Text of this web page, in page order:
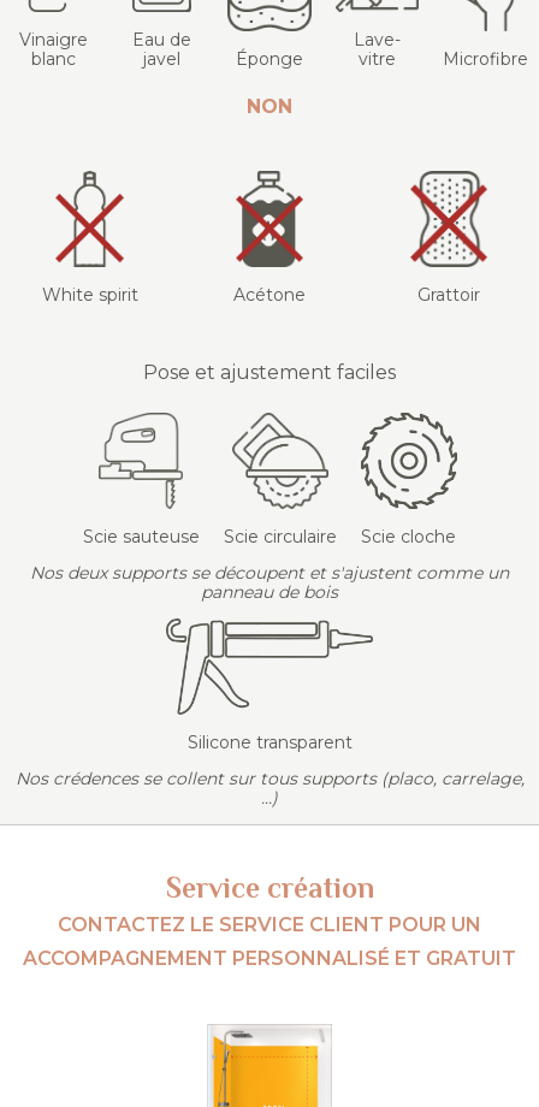
Vinaigre
blanc
Eau de
javel
Éponge
Lave-
vitre
Microfibre
NON
White spirit Acétone Grattoir
Pose et ajustement faciles
Scie sauteuse Scie circulaire
Scie cloche
Nos deux supports se découpent et s'ajustent comme un
panneau de bois
Silicone transparent
Nos crédences se collent sur tous supports (placo, carrelage,
...)
Service création
CONTACTEZ LE SERVICE CLIENT POUR UN
ACCOMPAGNEMENT PERSONNALISÉ ET GRATUIT